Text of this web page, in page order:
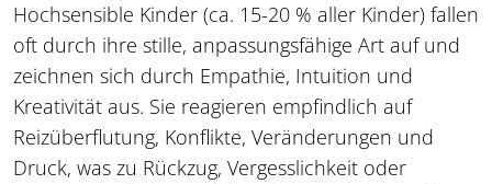
Hochsensible Kinder (ca. 15-20 % aller Kinder) fallen
oft durch ihre stille, anpassungsfähige Art auf und
zeichnen sich durch Empathie, Intuition und
Kreativität aus. Sie reagieren empfindlich auf
Reizüberflutung, Konflikte, Veränderungen und
Druck, was zu Rückzug, Vergesslichkeit oder